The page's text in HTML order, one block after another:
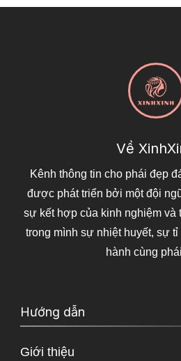
Về
Kênh thông tin cho phái đẹp
được phát triển bởi một đội
sự kết hợp của kinh nghiệm và
trong mình sự nhiệt huyết, sự tỉ
hành cùng
Hướng dẫn
Giới thiệu